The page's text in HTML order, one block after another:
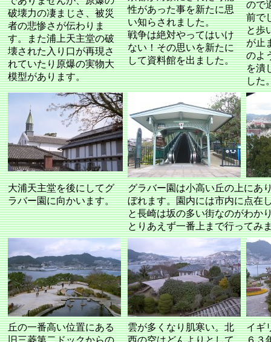
破壊力の凄まじさ、被災
者の悲惨さが伝わりま
す。また浦上天主堂の破
壊された入り口が再現さ
れていたり原爆の実物大
模型があります。
性があった事を新たに思
い知らされました。
戦争は絶対やってはいけ
ない！その思いを新たに
して資料館を出ました。
ので
前で
と歩
が止
のよ
を潰
した
大浦天主堂を後にしてグ
ラバー園に向かいます。
グラバー園は小高い丘の上にあ
ぼれます。園内には市内に点在
と長崎は坂の多い街なのがわか
とりあえず一番上まで行ってみ
丘の一番高い位置にある
旧三菱第二ドックからの
雲が多くなり肌寒い。北
西の空はどんよりとして
イギ
６３